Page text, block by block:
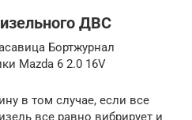
ДВС
Бортжурнал
Mazda 6 2.0 16V
в том случае, если все
все равно вибрирует и